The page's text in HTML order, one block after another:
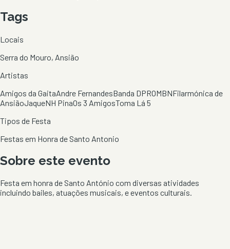
Tags
Locais
Serra do Mouro, Ansião
Artistas
Amigos da GaitaAndre FernandesBanda DPROMBNFilarmónica de
AnsiãoJaqueNH PinaOs 3 AmigosToma Lá 5
Tipos de Festa
Festas em Honra de Santo Antonio
Sobre este evento
Festa em honra de Santo António com diversas atividades
incluindo bailes, atuações musicais, e eventos culturais.